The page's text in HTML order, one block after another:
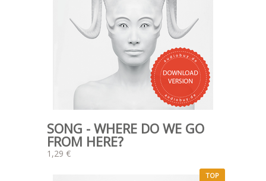
SONG - WHERE DO WE GO
FROM HERE?
1,29 €
TOP